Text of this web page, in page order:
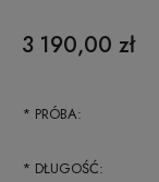
3 190,00 zł
* PRÓBA:
* DŁUGOŚĆ: